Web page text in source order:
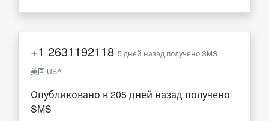
+1 2631192118 5 дней назад получено SMS
美国 USA
Опубликовано в 205 дней назад получено
SMS